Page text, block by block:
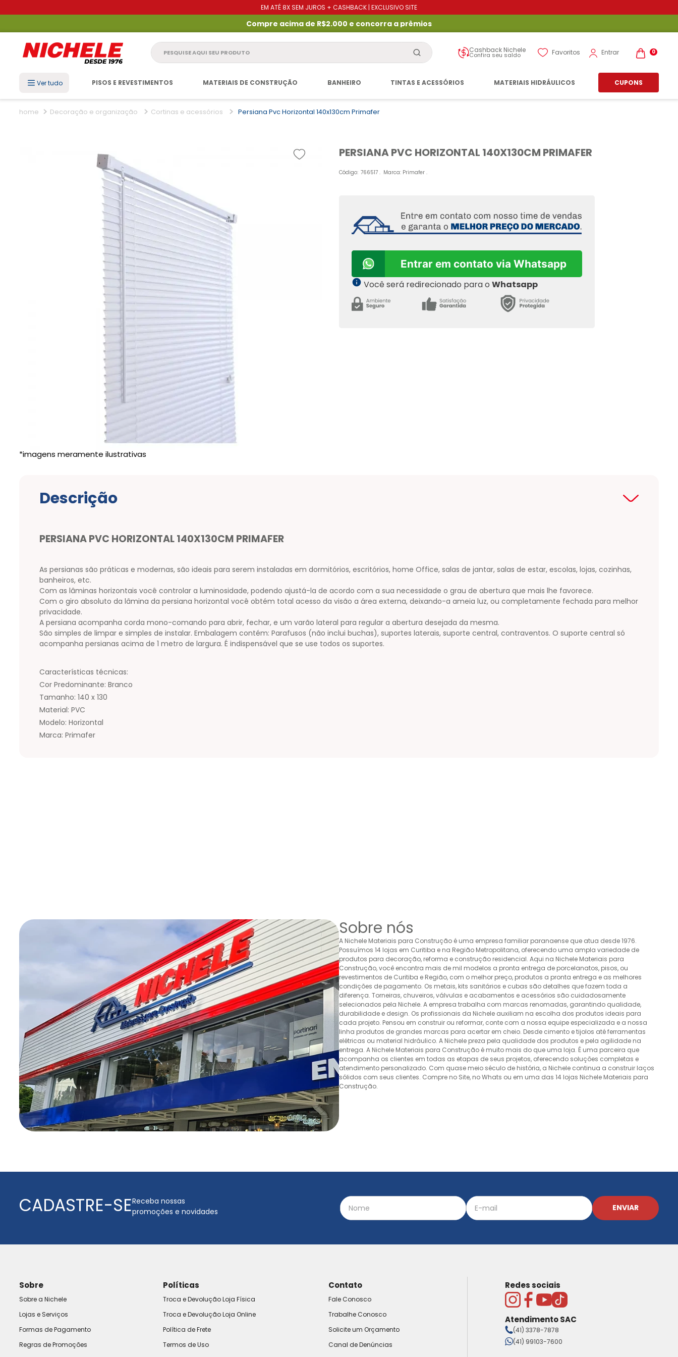
EM ATÉ 8X SEM JUROS + CASHBACK | EXCLUSIVO SITE
Compre acima de R$2.000 e concorra a prêmios
Pesquise aqui seu produto Cashback Nichele
Confira seu saldo Favoritos Entrar 0
Ver tudo PISOS E REVESTIMENTOS MATERIAIS DE CONSTRUÇÃO BANHEIRO TINTAS E ACESSÓRIOS MATERIAIS HIDRÁULICOS CUPONS
Decoração e organização Cortinas e acessórios Persiana Pvc Horizontal 140x130cm Primafer
PERSIANA PVC HORIZONTAL 140X130CM PRIMAFER
Código: 766517 Marca: Primafer
Entrar em contato via Whatsapp
Você será redirecionado para o Whatsapp
Descrição
PERSIANA PVC HORIZONTAL 140X130CM PRIMAFER
As persianas são práticas e modernas, são ideais para serem instaladas em dormitórios, escritórios, home Office, salas de jantar, salas de estar, escolas, lojas, cozinhas,
banheiros, etc.
Com as lâminas horizontais você controlar a luminosidade, podendo ajustá-la de acordo com a sua necessidade o grau de abertura que mais lhe favorece.
Com o giro absoluto da lâmina da persiana horizontal você obtém total acesso da visão a área externa, deixando-a ameia luz, ou completamente fechada para melhor
privacidade.
A persiana acompanha corda mono-comando para abrir, fechar, e um varão lateral para regular a abertura desejada da mesma.
São simples de limpar e simples de instalar. Embalagem contém: Parafusos (não inclui buchas), suportes laterais, suporte central, contraventos. O suporte central só
acompanha persianas acima de 1 metro de largura. É indispensável que se use todos os suportes.
Características técnicas:
Cor Predominante: Branco
Tamanho: 140 x 130
Material: PVC
Modelo: Horizontal
Marca: Primafer
Sobre nós
A Nichele Materiais para Construção é uma empresa familiar paranaense que atua desde 1976.
Possuímos 14 lojas em Curitiba e na Região Metropolitana, oferecendo uma ampla variedade de
produtos para decoração, reforma e construção residencial. Aqui na Nichele Materiais para
Construção, você encontra mais de mil modelos a pronta entrega de porcelanatos, pisos, ou
revestimentos de Curitiba e Região, com o melhor preço, produtos a pronta entrega e as melhores
condições de pagamento. Os metais, kits sanitários e cubas são detalhes que fazem toda a
diferença. Torneiras, chuveiros, válvulas e acabamentos e acessórios são cuidadosamente
selecionados pela Nichele. A empresa trabalha com marcas renomadas, garantindo qualidade,
durabilidade e design. Os profissionais da Nichele auxiliam na escolha dos produtos ideais para
cada projeto. Pensou em construir ou reformar, conte com a nossa equipe especializada e a nossa
linha produtos de grandes marcas para acertar em cheio. Desde cimento e tijolos até ferramentas
elétricas ou material hidráulico. A Nichele preza pela qualidade dos produtos e pela agilidade na
entrega. A Nichele Materiais para Construção é muito mais do que uma loja. É uma parceira que
acompanha os clientes em todas as etapas de seus projetos, oferecendo soluções completas e
atendimento personalizado. Com quase meio século de história, a Nichele continua a construir laços
sólidos com seus clientes. Compre no Site, no Whats ou em uma das 14 lojas Nichele Materiais para
Construção.
CADASTRE-SEReceba nossas
promoções e novidades
ENVIAR
Sobre
Sobre a Nichele
Lojas e Serviços
Formas de Pagamento
Regras de Promoções
Políticas
Troca e Devolução Loja Física
Troca e Devolução Loja Online
Política de Frete
Termos de Uso
Contato
Fale Conosco
Trabalhe Conosco
Solicite um Orçamento
Canal de Denúncias
Redes sociais
Atendimento SAC
(41) 3378-7878
(41) 99103-7600